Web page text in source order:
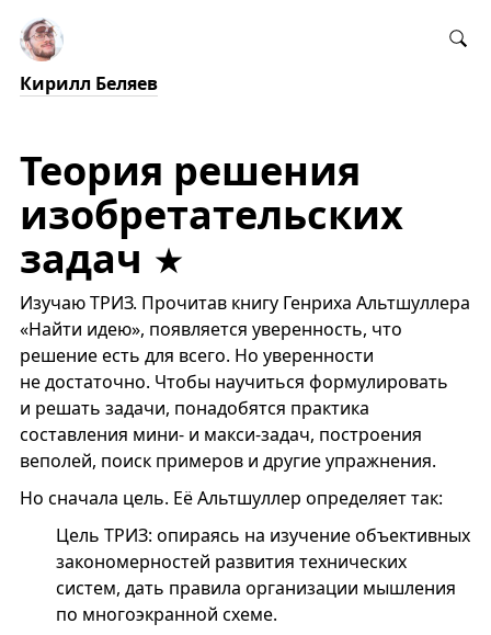
Кирилл Беляев
Теория решения
изобретательских
задач
Изучаю ТРИЗ. Прочитав книгу Генриха Альтшуллера
«Найти идею», появляется уверенность, что
решение есть для всего. Но уверенности
не достаточно. Чтобы научиться формулировать
и решать задачи, понадобятся практика
составления мини- и макси-задач, построения
веполей, поиск примеров и другие упражнения.
Но сначала цель. Её Альтшуллер определяет так:
Цель ТРИЗ: опираясь на изучение объективных
закономерностей развития технических
систем, дать правила организации мышления
по многоэкранной схеме.